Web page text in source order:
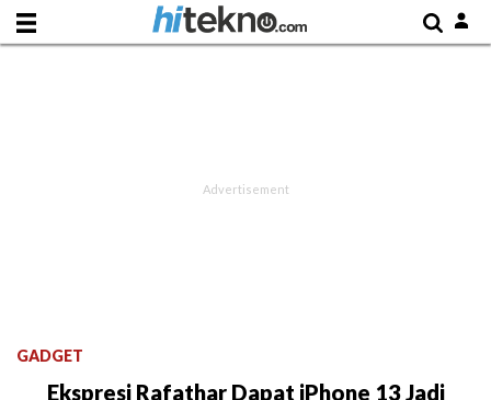
GADGET
Ekspresi Rafathar Dapat iPhone 13 Jadi